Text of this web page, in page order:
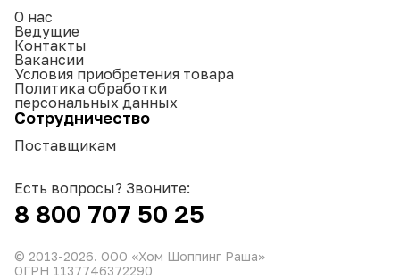
О нас
Ведущие
Контакты
Вакансии
Условия приобретения товара
Политика обработки
персональных данных
Сотрудничество
Поставщикам
Есть вопросы? Звоните:
8 800 707 50 25
© 2013-2026. ООО «Хом Шоппинг Раша»
ОГРН 1137746372290